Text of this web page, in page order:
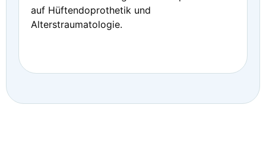
auf Hüftendoprothetik und
Alterstraumatologie.